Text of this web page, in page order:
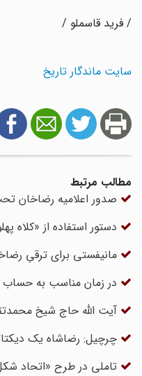
/ فرید قاسملو /
سایت ماندگار تاریخ
مطالب مرتبط
صدور اعلامیه رضاخان
دستور استفاده از «کلاه
مانیفستی برای ترقیِ
در زمان مناسب به حساب
آیت الله حاج شیخ
چرچیل: رضاشاه یک
تاملی در طرح «اتحاد شکل